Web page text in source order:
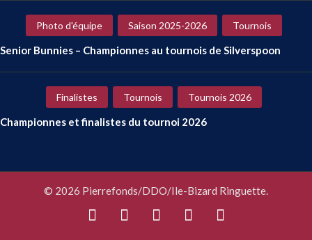
Photo d'équipe Saison 2025-2026 Tournois
Senior Bunnies – Championnes au tournois de Silverspoon
Finalistes Tournois Tournois 2026
Championnes et finalistes du tournoi 2026
© 2026 Pierrefonds/DDO/Ile-Bizard Ringuette.